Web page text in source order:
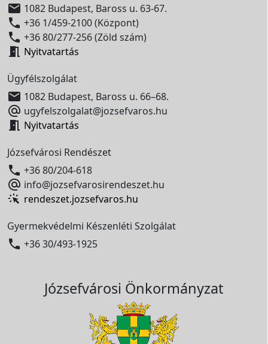
 1082 Budapest, Baross u. 63-67.
 +36 1/459-2100 (Központ)
 +36 80/277-256 (Zöld szám)
 Nyitvatartás
Ügyfélszolgálat
 1082 Budapest, Baross u. 66–68.
 ugyfelszolgalat@jozsefvaros.hu
 Nyitvatartás
Józsefvárosi Rendészet
 +36 80/204-618
 info@jozsefvarosirendeszet.hu
rendeszet.jozsefvaros.hu
Gyermekvédelmi Készenléti Szolgálat
 +36 30/493-1925
Józsefvárosi Önkormányzat